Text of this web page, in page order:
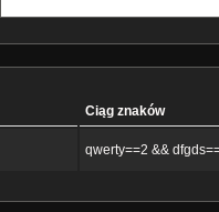
Ciąg znaków
qwerty==2 &&